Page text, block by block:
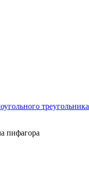
треугольника
пифагора